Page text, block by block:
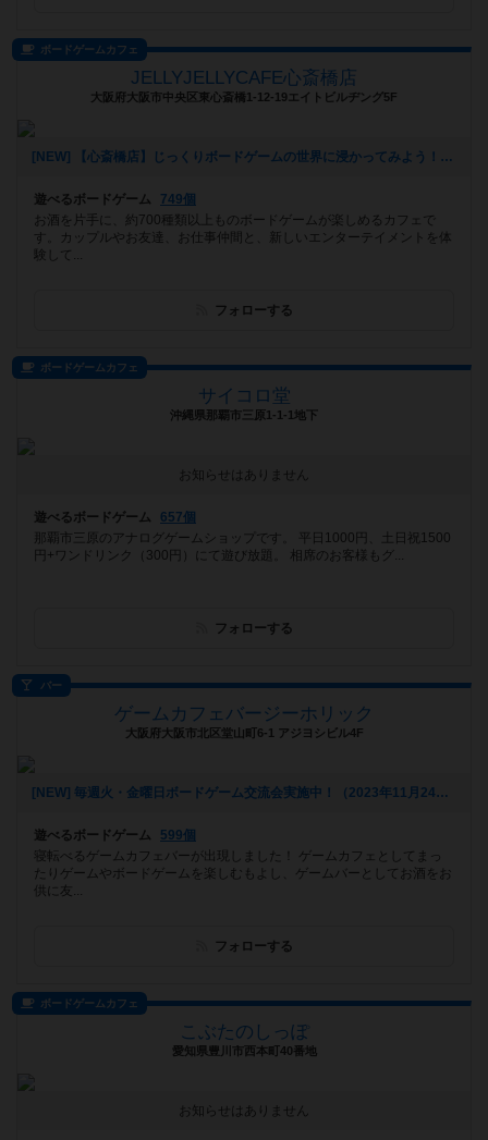
ボードゲームカフェ
JELLYJELLYCAFE心斎橋店
大阪府大阪市中央区東心斎橋1-12-19エイトビルヂング5F
[NEW] 【心斎橋店】じっくりボードゲームの世界に浸かってみよう！平日重ゲー会【テラフォーミング・マーズ】（2024年08月28日 13時22分）
遊べるボードゲーム
749個
お酒を片手に、約700種類以上ものボードゲームが楽しめるカフェで
す。カップルやお友達、お仕事仲間と、新しいエンターテイメントを体
験して...
フォローする
ボードゲームカフェ
サイコロ堂
沖縄県那覇市三原1-1-1地下
お知らせはありません
遊べるボードゲーム
657個
那覇市三原のアナログゲームショップです。 平日1000円、土日祝1500
円+ワンドリンク（300円）にて遊び放題。 相席のお客様もグ...
フォローする
バー
ゲームカフェバージーホリック
大阪府大阪市北区堂山町6-1 アジヨシビル4F
[NEW] 毎週火・金曜日ボードゲーム交流会実施中！（2023年11月24日 16時39分）
遊べるボードゲーム
599個
寝転べるゲームカフェバーが出現しました！ ゲームカフェとしてまっ
たりゲームやボードゲームを楽しむもよし、ゲームバーとしてお酒をお
供に友...
フォローする
ボードゲームカフェ
こぶたのしっぽ
愛知県豊川市西本町40番地
お知らせはありません